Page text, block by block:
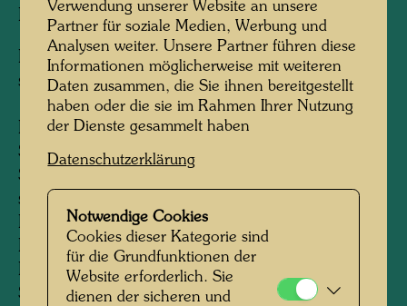
Briefmarke
First postage stamp in a series of 3 postage
stamps for the United Nations
Face value: ATS 14
Size: 32.25 x 42 mm (stamp)
Sheet composition: sheets of 25 postage
stamps
Paper: white postage stamp paper
Process: combination print
Photogravure in 4 colours
Steel engraving in black
Verwendung unserer Website an unsere
Partner für soziale Medien, Werbung und
Analysen weiter. Unsere Partner führen diese
Informationen möglicherweise mit weiteren
Daten zusammen, die Sie ihnen bereitgestellt
haben oder die sie im Rahmen Ihrer Nutzung
der Dienste gesammelt haben
Datenschutzerklärung
Notwendige Cookies
Cookies dieser Kategorie sind
für die Grundfunktionen der
Website erforderlich. Sie
dienen der sicheren und